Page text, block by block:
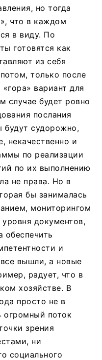
но тогда
что в каждом
в виду. По
готовятся как
из себя
только после
вариант для
случае будет ровно
послания
будут судорожно,
некачественно и
по реализации
по их выполнению
не права. Но в
бы занималась
мониторингом
документов,
обеспечить
и
вышли, а новые
радует, что в
хозяйстве. В
просто не в
огромный поток
зрения
ни
социального